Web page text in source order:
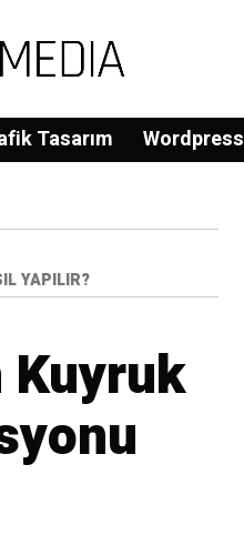
Tasarım Wordpress
YAPILIR?
Kuyruk